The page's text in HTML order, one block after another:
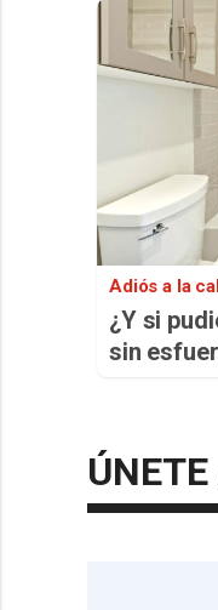
Adiós a la
¿Y si
sin